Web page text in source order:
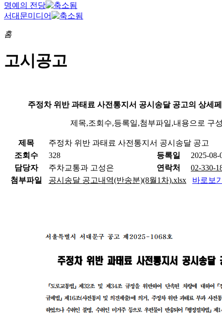
명예의 전당
서대문미디어
홈
고시공고
주정차 위반 과태료 사전통지서 공시송달 공고의 상세
제목,조회수,등록일,첨부파일,내용으로 구
제목
주정차 위반 과태료 사전통지서 공시송달 공고
조회수
328 등록일
2025-08-
담당자
주차교통과 고성은 연락처
02-330-
첨부파일
공시송달 공고내역(반송분)(8월1차).xlsx 바로보